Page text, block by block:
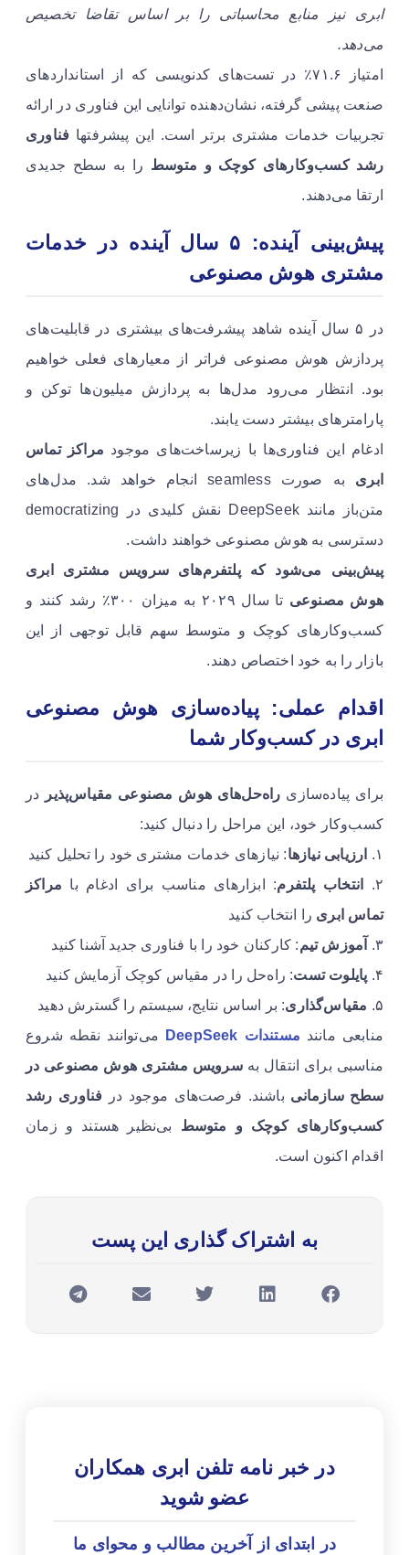
ابری نیز منابع محاسباتی را بر اساس تقاضا تخصیص
می‌دهد.
امتیاز ۷۱.۶٪ در تست‌های کدنویسی که از استانداردهای
صنعت پیشی گرفته، نشان‌دهنده توانایی این فناوری در ارائه
تجربیات خدمات مشتری برتر است. این پیشرفتها فناوری
رشد کسب‌وکارهای کوچک و متوسط را به سطح جدیدی
ارتقا می‌دهند.
پیش‌بینی آینده: ۵ سال آینده در خدمات
مشتری هوش مصنوعی
در ۵ سال آینده شاهد پیشرفت‌های بیشتری در قابلیت‌های
پردازش هوش مصنوعی فراتر از معیارهای فعلی خواهیم
بود. انتظار می‌رود مدل‌ها به پردازش میلیون‌ها توکن و
پارامترهای بیشتر دست یابند.
ادغام این فناوری‌ها با زیرساخت‌های موجود مراکز تماس
ابری
به صورت seamless انجام خواهد شد. مدل‌های
متن‌باز مانند DeepSeek نقش کلیدی در democratizing
دسترسی به هوش مصنوعی خواهند داشت.
پیش‌بینی می‌شود که پلتفرم‌های سرویس مشتری ابری
هوش مصنوعی
تا سال ۲۰۲۹ به میزان ۳۰۰٪ رشد کنند و
کسب‌وکارهای کوچک و متوسط سهم قابل توجهی از این
بازار را به خود اختصاص دهند.
اقدام عملی: پیاده‌سازی هوش مصنوعی
ابری در کسب‌وکار شما
برای پیاده‌سازی راه‌حل‌های هوش مصنوعی مقیاس‌پذیر
در
کسب‌وکار خود، این مراحل را دنبال کنید:
۱.
ارزیابی نیازها: نیازهای خدمات مشتری خود را تحلیل کنید
۲.
انتخاب پلتفرم: ابزارهای مناسب برای ادغام با مراکز
تماس ابری را انتخاب کنید
۳.
آموزش تیم: کارکنان خود را با فناوری جدید آشنا کنید
۴. پایلوت تست: راه‌حل را در مقیاس کوچک آزمایش کنید
۵. مقیاس‌گذاری: بر اساس نتایج، سیستم را گسترش دهید
منابعی مانند مستندات DeepSeek
می‌توانند نقطه شروع
مناسبی برای انتقال بهسرویس مشتری هوش مصنوعی در
سطح سازمانی باشند. فرصت‌های موجود در فناوری رشد
کسب‌وکارهای کوچک و متوسط بی‌نظیر هستند و زمان
اقدام اکنون است.
به اشتراک گذاری این پست
در خبر نامه تلفن ابری همکاران
عضو شوید
در ابتدای از آخرین مطالب و محوای ما